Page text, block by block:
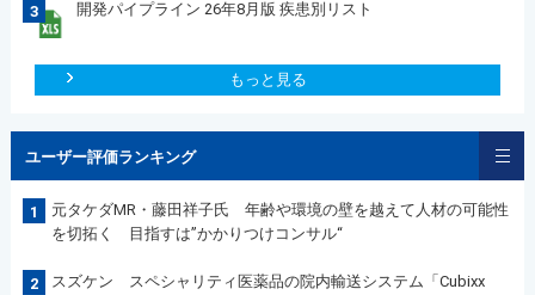
3 開発パイプライン 26年8月版 疾患別リスト
もっと見る
ユーザー評価ランキング
1
元タケダMR・藤田祥子氏 年齢や環境の壁を越えて人材の可能性
を切拓く 目指すは”かかりつけコンサル“
2
スズケン スペシャリティ医薬品の院内輸送システム「Cubixx